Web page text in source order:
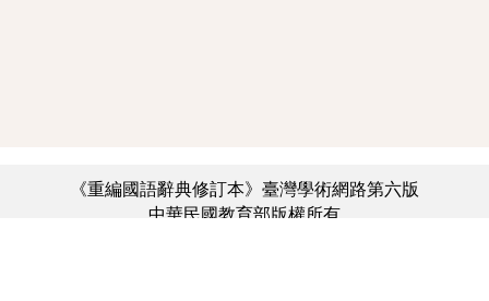
《重編國語辭典修訂本》臺灣學術網路第六版
中華民國教育部版權所有